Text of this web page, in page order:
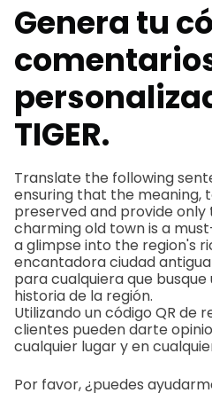
Genera tu
TIGER.
Translate the following
ensuring that the meaning,
preserved and provide only
charming old town is a
a glimpse into the region's
encantadora ciudad
para cualquiera que
historia de la región.
Utilizando un código QR de
clientes pueden darte
cualquier lugar y en
Por favor, ¿puedes